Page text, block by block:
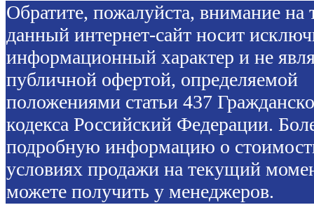
Обратите, пожалуйста, внимание на
данный интернет-сайт носит
информационный характер и не
публичной офертой, определяемой
положениями статьи 437
кодекса Российский Федерации.
подробную информацию о
условиях продажи на текущий
можете получить у менеджеров.